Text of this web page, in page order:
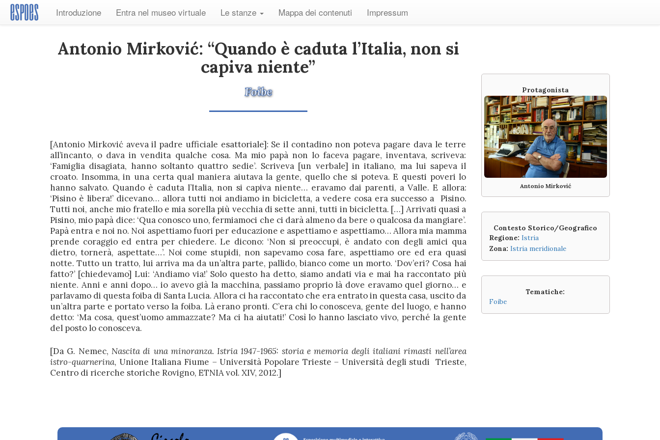
Introduzione Entra nel museo virtuale Le stanze Mappa dei contenuti Impressum
Antonio Mirković: “Quando è caduta l’Italia, non si
capiva niente”
Foibe
[Antonio Mirković aveva il padre ufficiale esattoriale]: Se il contadino non poteva pagare dava le terre
all’incanto, o dava in vendita qualche cosa. Ma mio papà non lo faceva pagare, inventava, scriveva:
‘Famiglia disagiata, hanno soltanto quattro sedie’. Scriveva [un verbale] in italiano, ma lui sapeva il
croato. Insomma, in una certa qual maniera aiutava la gente, quello che si poteva. E questi poveri lo
hanno salvato. Quando è caduta l’Italia, non si capiva niente… eravamo dai parenti, a Valle. E allora:
‘Pisino è libera!’ dicevano… allora tutti noi andiamo in bicicletta, a vedere cosa era successo a Pisino.
Tutti noi, anche mio fratello e mia sorella più vecchia di sette anni, tutti in bicicletta. […] Arrivati quasi a
Pisino, mio papà dice: ‘Qua conosco uno, fermiamoci che ci darà almeno da bere o qualcosa da mangiare’.
Papà entra e noi no. Noi aspettiamo fuori per educazione e aspettiamo e aspettiamo… Allora mia mamma
prende coraggio ed entra per chiedere. Le dicono: ‘Non si preoccupi, è andato con degli amici qua
dietro, tornerà, aspettate…’. Noi come stupidi, non sapevamo cosa fare, aspettiamo ore ed era quasi
notte. Tutto un tratto, lui arriva ma da un’altra parte, pallido, bianco come un morto. ‘Dov’eri? Cosa hai
fatto?’ [chiedevamo] Lui: ‘Andiamo via!’ Solo questo ha detto, siamo andati via e mai ha raccontato più
niente. Anni e anni dopo… io avevo già la macchina, passiamo proprio là dove eravamo quel giorno… e
parlavamo di questa foiba di Santa Lucia. Allora ci ha raccontato che era entrato in questa casa, uscito da
un’altra parte e portato verso la foiba. Là erano pronti. C’era chi lo conosceva, gente del luogo, e hanno
detto: ‘Ma cosa, quest’uomo ammazzate? Ma ci ha aiutati!’ Così lo hanno lasciato vivo, perché la gente
del posto lo conosceva.
[Da G. Nemec, Nascita di una minoranza. Istria 1947-1965: storia e memoria degli italiani rimasti nell’area
istro-quarnerina, Unione Italiana Fiume – Università Popolare Trieste – Università degli studi Trieste,
Centro di ricerche storiche Rovigno, ETNIA vol. XIV, 2012.]
Protagonista
Antonio Mirković
Contesto Storico/Geografico
Regione: Istria
Zona: Istria meridionale
Tematiche:
Foibe